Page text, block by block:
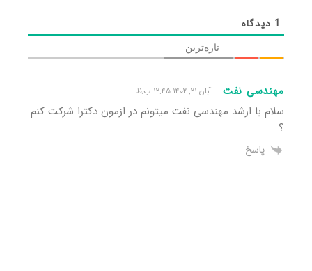
1 دیدگاه
تازه‌ترین
مهندسی نفت آبان ۲۱, ۱۴۰۲ ۱۲:۴۵ ب٫ظ
سلام با ارشد مهندسی نفت میتونم در ازمون دکترا شرکت کنم
؟
پاسخ